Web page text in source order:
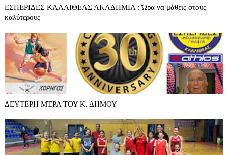
ΕΣΠΕΡΙΔΕΣ ΚΑΛΛΙΘΕΑΣ ΑΚΑΔΗΜΙΑ : Ώρα να μάθεις στους
καλύτερους
ΔΕΥΤΕΡΗ ΜΈΡΑ ΤΟΥ Κ. ΔΗΜΟΥ